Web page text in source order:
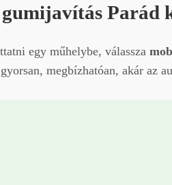
Parád
egy műhelybe, válassza
megbízhatóan, akár az